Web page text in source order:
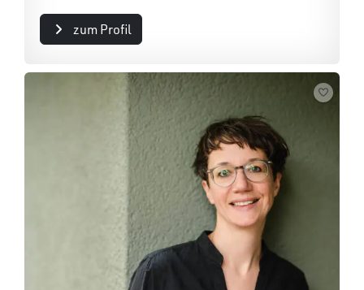
zum Profil